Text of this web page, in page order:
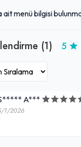
ait menü bilgisi
(1) 5
A***
1/2026